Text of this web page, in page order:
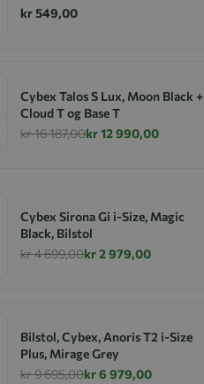
kr 549,00
Cybex Talos S Lux, Moon Black +
Cloud T og Base T
kr 16 187,00kr 12 990,00
Cybex Sirona Gi i-Size, Magic
Black, Bilstol
kr 4 699,00kr 2 979,00
Bilstol, Cybex, Anoris T2 i-Size
Plus, Mirage Grey
kr 9 695,00kr 6 979,00